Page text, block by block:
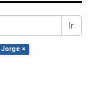
Ir
×